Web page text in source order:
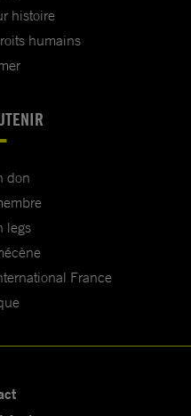
histoire
humains
don
legs
France